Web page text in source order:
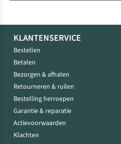
KLANTENSERVICE
Bestellen
Betalen
Bezorgen & afhalen
Retourneren & ruilen
Bestelling herroepen
Garantie & reparatie
Actievoorwaarden
Klachten